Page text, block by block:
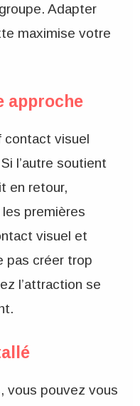
Adapter
maximise votre
approche
contact visuel
l’autre soutient
en retour,
premières
visuel et
pas créer trop
l’attraction se
vous pouvez vous